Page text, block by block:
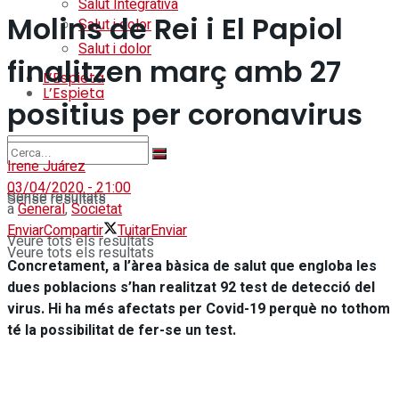
Salut i dolor
L’Espieta
Sense resultats
Veure tots els resultats
Salut Integrativa
Salut i dolor
L’Espieta
Sense resultats
Veure tots els resultats
Molins de Rei i El Papiol
finalitzen març amb 27
positius per coronavirus
Irene Juárez
03/04/2020 - 21:00
aGeneral,Societat
EnviarCompartir TuitarEnviar
Concretament, a l’àrea bàsica de salut que engloba les
dues poblacions s’han realitzat 92 test de detecció del
virus. Hi ha més afectats per Covid-19 perquè no tothom
té la possibilitat de fer-se un test.